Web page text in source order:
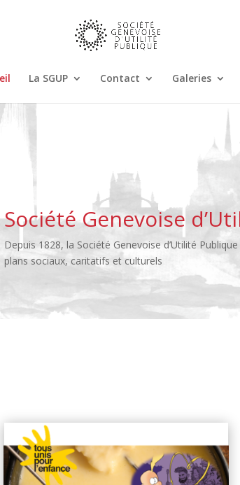
La SGUP Contact Galeries
Société Genevoise
Depuis 1828, la Société Genevoise d’Utilité
plans sociaux, caritatifs et culturels